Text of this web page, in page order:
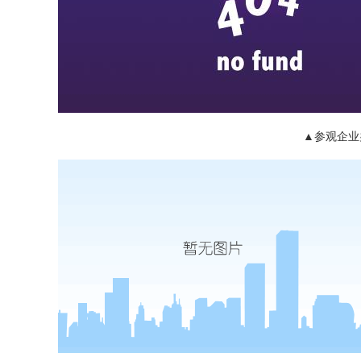
▲参观企